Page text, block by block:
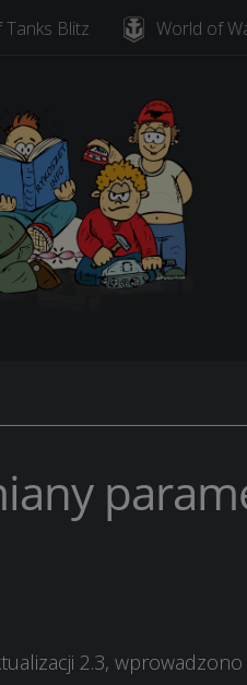
Blitz World of
2.3, wprowadzono